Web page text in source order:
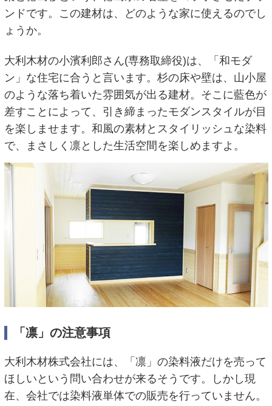
ンドです。この建材は、どのような家に使えるのでし
ょうか。
大利木材の小濱利郎さん(専務取締役)は、「和モダ
ン」な住宅に合うと言います。杉の床や壁は、山小屋
のような落ち着いた雰囲気が出る建材。そこに藍色が
差すことによって、引き締まったモダンスタイルが目
を楽しませます。和風の素材とスタイリッシュな染料
で、まさしく凛とした生活空間を楽しめますよ。
「凛」の注意事項
大利木材株式会社には、「凛」の染料液だけを売って
ほしいという問い合わせが来るそうです。しかし現
在、会社では染料液単体での販売を行っていません。